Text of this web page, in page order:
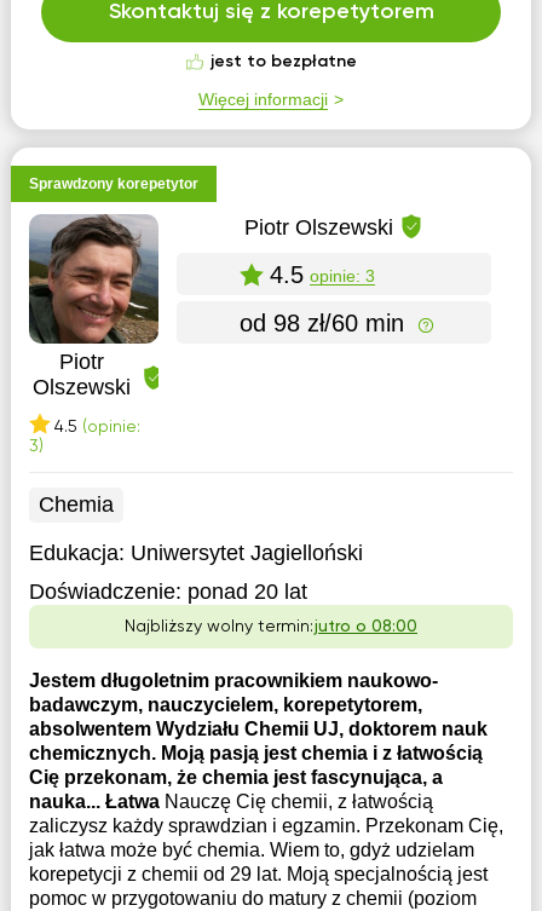
Skontaktuj się z korepetytorem
jest to bezpłatne
Więcej informacji
Sprawdzony korepetytor
Piotr
Olszewski
4.5 (opinie:
3)
Piotr Olszewski
4.5 opinie: 3
od 98 zł/60 min
Chemia
Edukacja: Uniwersytet Jagielloński
Doświadczenie: ponad 20 lat
Najbliższy wolny termin:jutro o 08:00
Jestem długoletnim pracownikiem naukowo-
badawczym, nauczycielem, korepetytorem,
absolwentem Wydziału Chemii UJ, doktorem nauk
chemicznych. Moją pasją jest chemia i z łatwością
Cię przekonam, że chemia jest fascynująca, a
nauka... Łatwa Nauczę Cię chemii, z łatwością
zaliczysz każdy sprawdzian i egzamin. Przekonam Cię,
jak łatwa może być chemia. Wiem to, gdyż udzielam
korepetycji z chemii od 29 lat. Moją specjalnością jest
pomoc w przygotowaniu do matury z chemii (poziom